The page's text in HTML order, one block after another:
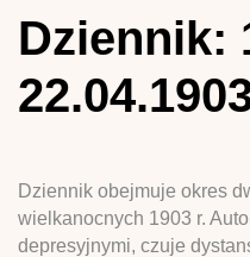
Dziennik:
Dziennik obejmuje okres
wielkanocnych 1903 r.
depresyjnymi, czuje